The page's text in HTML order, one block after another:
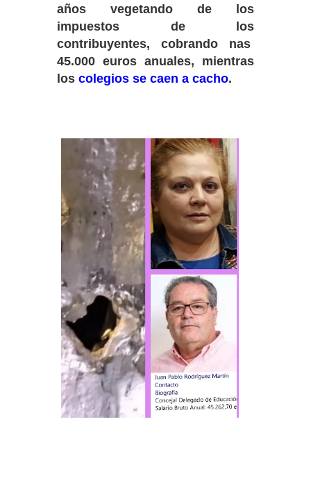
años vegetando de los
impuestos de los
contribuyentes, cobrando nas
45.000 euros anuales, mientras
los colegios se caen a cacho.